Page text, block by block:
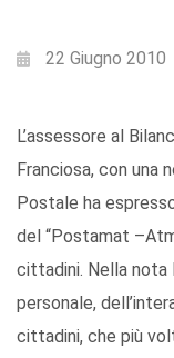
22 Giugno 2010
L’assessore al
Franciosa, con una
Postale ha
del “Postamat
cittadini. Nella nota
personale,
cittadini, che più